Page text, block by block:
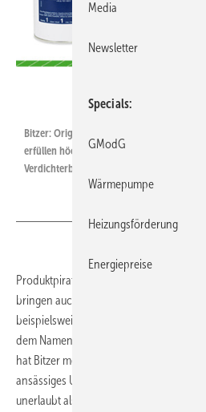
Bitzer: Originalöle sind speziell auf die
erfüllen höchste Standards und
Verdichterbetrieb und eine ausreichende
Produktpiraten verkaufen nicht nur
bringen auch minderwertige Öle auf den
beispielsweise versehen Fälscher ihre
dem Namen und Logo von Bitzer, was
hat Bitzer mehrere Ölfälschungen in
ansässiges Unternehmen hat
unerlaubt als Originalprodukte von
Media
Newsletter
Specials
GModG
Wärmepumpe
Heizungsförderung
Energiepreise